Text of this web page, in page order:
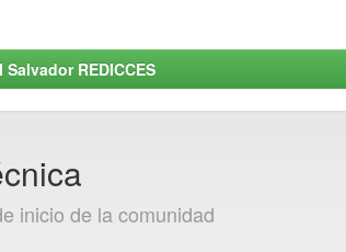
REDICCES
inicio de la comunidad